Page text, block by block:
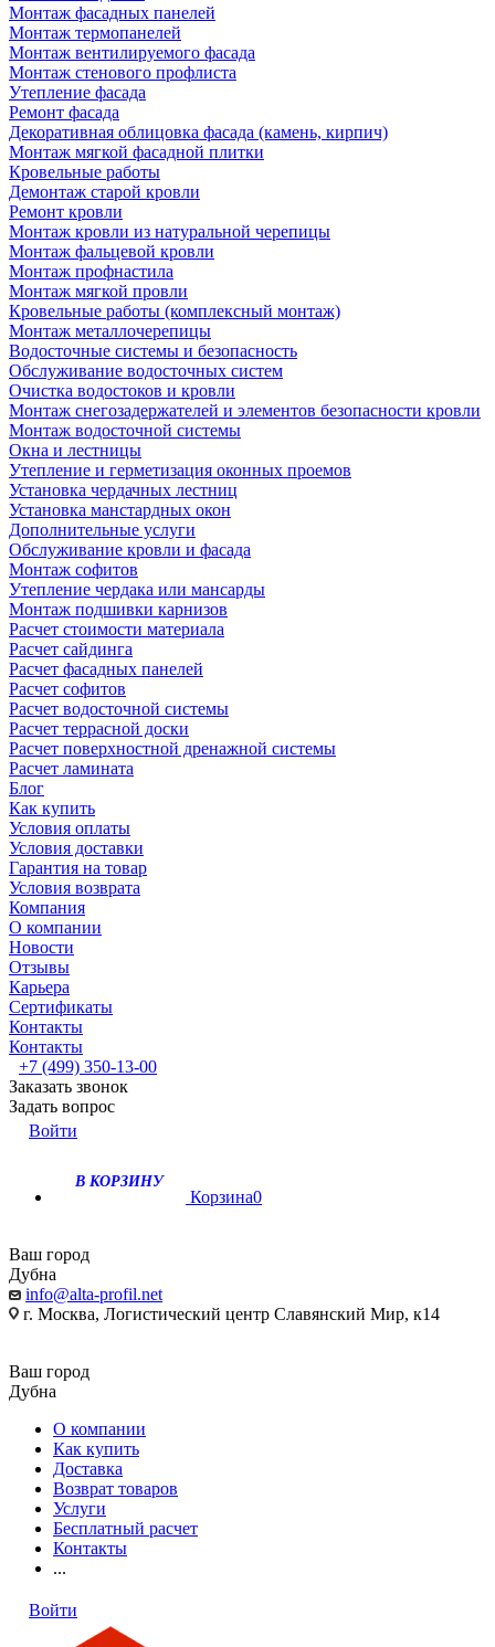
Монтаж фасадных панелей
Монтаж термопанелей
Монтаж вентилируемого фасада
Монтаж стенового профлиста
Утепление фасада
Ремонт фасада
Декоративная облицовка фасада (камень, кирпич)
Монтаж мягкой фасадной плитки
Кровельные работы
Демонтаж старой кровли
Ремонт кровли
Монтаж кровли из натуральной черепицы
Монтаж фальцевой кровли
Монтаж профнастила
Монтаж мягкой провли
Кровельные работы (комплексный монтаж)
Монтаж металлочерепицы
Водосточные системы и безопасность
Обслуживание водосточных систем
Очистка водостоков и кровли
Монтаж снегозадержателей и элементов безопасности кровли
Монтаж водосточной системы
Окна и лестницы
Утепление и герметизация оконных проемов
Установка чердачных лестниц
Установка манстардных окон
Дополнительные услуги
Обслуживание кровли и фасада
Монтаж софитов
Утепление чердака или мансарды
Монтаж подшивки карнизов
Расчет стоимости материала
Расчет сайдинга
Расчет фасадных панелей
Расчет софитов
Расчет водосточной системы
Расчет террасной доски
Расчет поверхностной дренажной системы
Расчет ламината
Блог
Как купить
Условия оплаты
Условия доставки
Гарантия на товар
Условия возврата
Компания
О компании
Новости
Отзывы
Карьера
Сертификаты
Контакты
Контакты
+7 (499) 350-13-00
Заказать звонок
Задать вопрос
Войти
В КОРЗИНУ
Корзина0
Ваш город
Дубна
info@alta-profil.net
г. Москва, Логистический центр Славянский Мир, к14
Ваш город
Дубна
О компании
Как купить
Доставка
Возврат товаров
Услуги
Бесплатный расчет
Контакты
...
Войти